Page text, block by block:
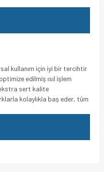
kullanım için iyi bir tercihtir
edilmiş ısıl işlem
sert kalite
kolaylıkla baş eder, tüm